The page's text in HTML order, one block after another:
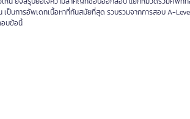
ป็นการอัพเดทเนื้อหาที่ทันสมัยที่สุด รวบรวมจากการสอบ A-
อบข้อนี้